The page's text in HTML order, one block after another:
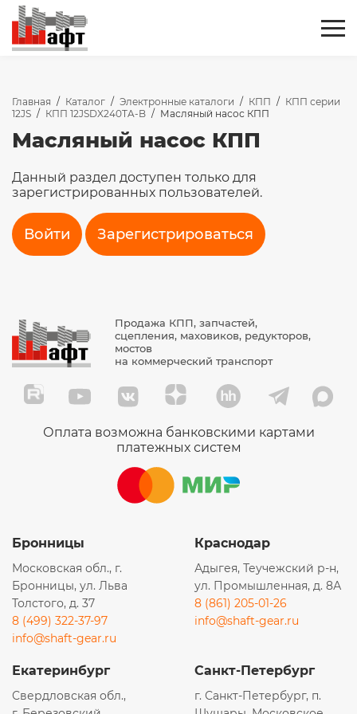
Главная / Каталог / Электронные каталоги / КПП / КПП серии
12JS / КПП 12JSDX240TA-B / Масляный насос КПП
Масляный насос КПП
Данный раздел доступен только для
зарегистрированных пользователей.
Войти Зарегистрироваться
Продажа КПП, запчастей,
сцепления, маховиков, редукторов,
мостов
на коммерческий транспорт
Оплата возможна банковскими картами
платежных систем
Бронницы
Московская обл., г.
Бронницы, ул. Льва
Толстого, д. 37
8 (499) 322-37-97
info@shaft-gear.ru
Краснодар
Адыгея, Теучежский р-н,
ул. Промышленная, д. 8А
8 (861) 205-01-26
info@shaft-gear.ru
Екатеринбург
Свердловская обл.,
Санкт-Петербург
г. Санкт-Петербург, п.